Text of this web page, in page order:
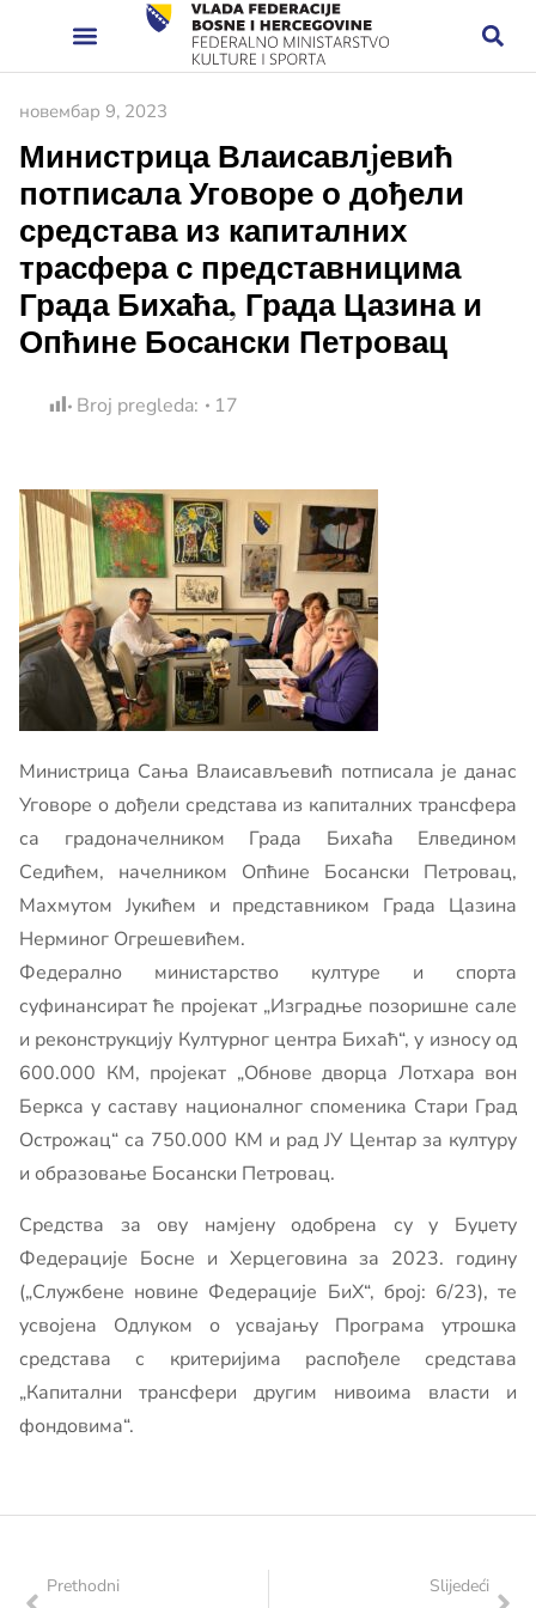
новембар 9, 2023
Министрица Влаисавлjевић
потписала Уговоре о дођели
средстава из капиталних
трасфера с представницима
Града Бихаћа, Града Цазина и
Опћине Босански Петровац
Broj pregleda: 17
Министрица Сања Влаисављевић потписала је данас
Уговоре о дођели средстава из капиталних трансфера
са градоначелником Града Бихаћа Елведином
Седићем, начелником Опћине Босански Петровац,
Махмутом Јукићем и представником Града Цазина
Нерминог Огрешевићем.
Федерално министарство културе и спорта
суфинансират ће пројекат „Изградње позоришне сале
и реконструкцију Културног центра Бихаћ“, у износу од
600.000 КМ, пројекат „Обнове дворца Лотхара вон
Беркса у саставу националног споменика Стари Град
Острожац“ са 750.000 КМ и рад ЈУ Центар за културу
и образовање Босански Петровац.
Средства за ову намјену одобрена су у Буџету
Федерације Босне и Херцеговина за 2023. годину
(„Службене новине Федерације БиХ“, број: 6/23), те
усвојена Одлуком о усвајању Програма утрошка
средстава с критеријима распођеле средстава
„Капитални трансфери другим нивоима власти и
фондовима“.
Prethodni Slijedeći